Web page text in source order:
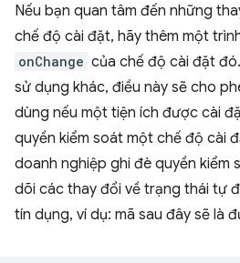
Nếu bạn quan tâm đến những
chế độ cài đặt, hãy thêm một
onChange của chế độ cài đặt
sử dụng khác, điều này sẽ cho
dùng nếu một tiện ích được cài
quyền kiểm soát một chế độ cài
doanh nghiệp ghi đè quyền kiểm
dõi các thay đổi về trạng thái tự
tín dụng, ví dụ: mã sau đây sẽ là